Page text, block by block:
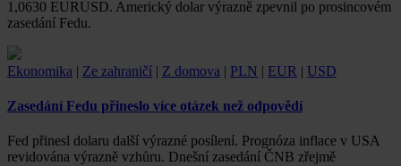
1,0630 EURUSD. Americký dolar výrazně zpevnil po prosincovém
zasedání Fedu.
Ekonomika | Ze zahraničí | Z domova | PLN | EUR | USD
Zasedání Fedu přineslo více otázek než odpovědí
Fed přinesl dolaru další výrazné posílení. Prognóza inflace v USA
revidována výrazně vzhůru. Dnešní zasedání ČNB zřejmě